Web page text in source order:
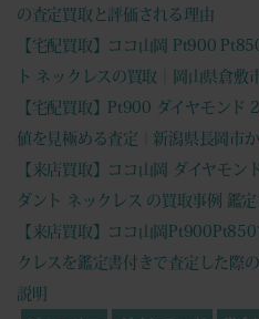
の査定買取と評価される理由
【宅配買取】ココ山岡 Pt900
ト ネックレスの買取｜岡山県倉敷
【宅配買取】Pt900 ダイヤモンド
値を見極める査定｜新潟県長岡市
【来店買取】ココ山岡 ダイヤモ
ダント ネックレス の買取事例 鑑
【来店買取】ココ山岡
クレスを鑑定書付きで査定した際
説明